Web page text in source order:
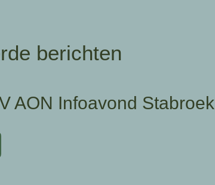
berichten
AON Infoavond Stabroek